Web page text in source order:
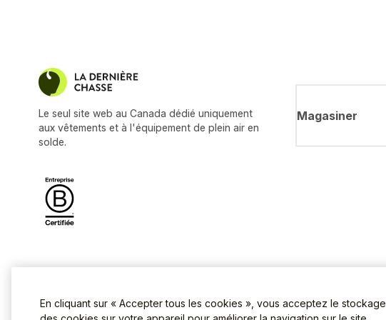
Le seul site web au Canada dédié uniquement
aux vêtements et à l'équipement de plein air en
solde.
Magasiner
En cliquant sur « Accepter tous les cookies », vous acceptez le stockage